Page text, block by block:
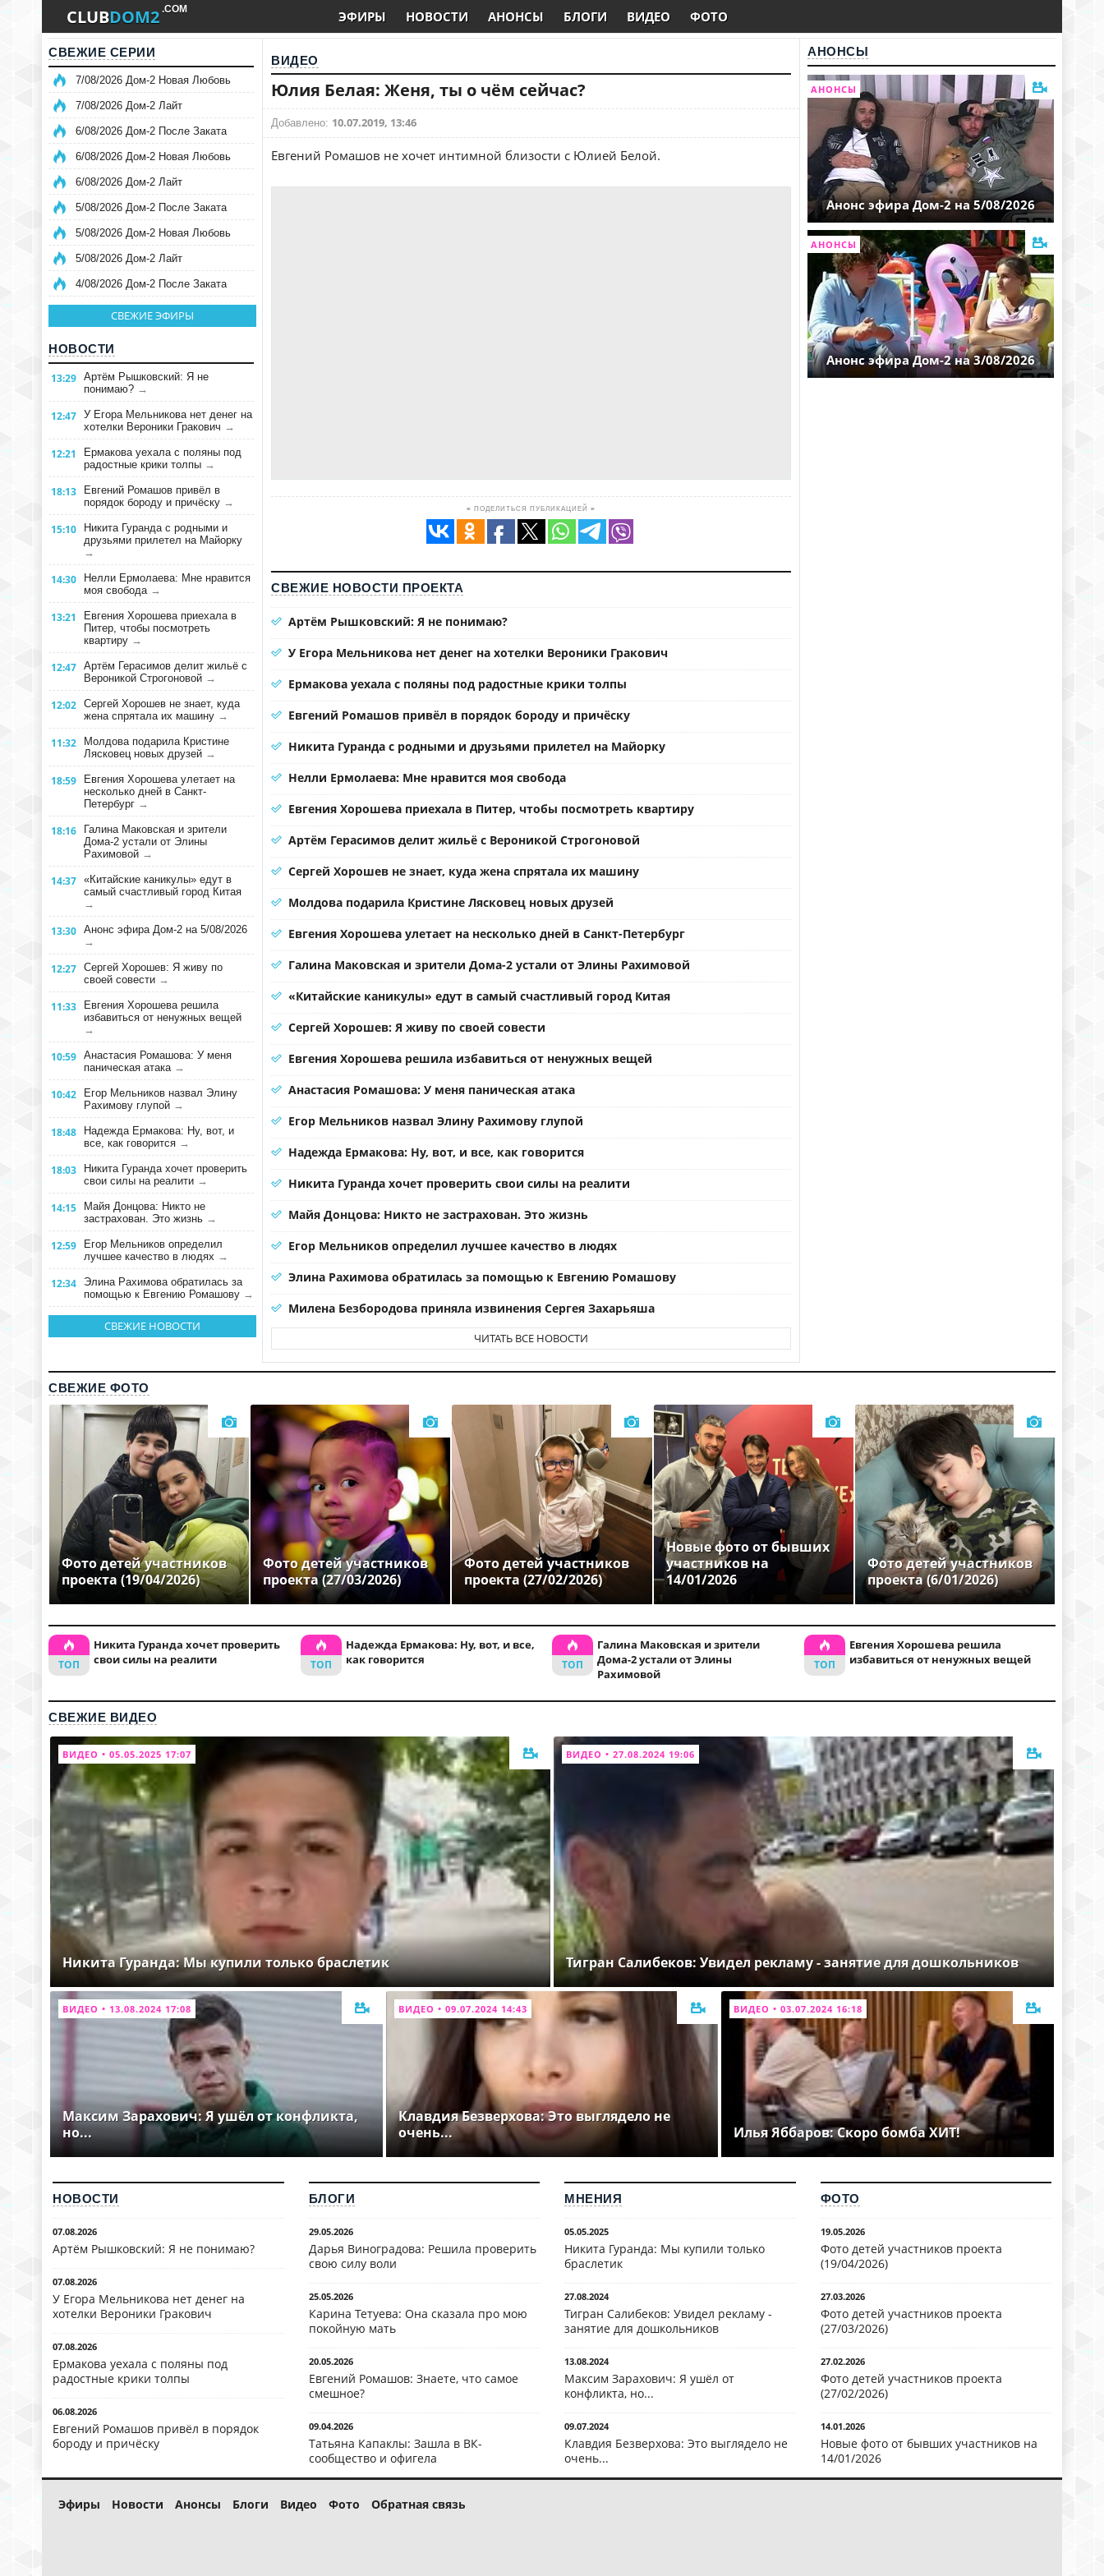
CLUBDOM2 .COM ЭФИРЫ НОВОСТИ АНОНСЫ БЛОГИ ВИДЕО ФОТО
СВЕЖИЕ СЕРИИ
7/08/2026 Дом-2 Новая Любовь
7/08/2026 Дом-2 Лайт
6/08/2026 Дом-2 После Заката
6/08/2026 Дом-2 Новая Любовь
6/08/2026 Дом-2 Лайт
5/08/2026 Дом-2 После Заката
5/08/2026 Дом-2 Новая Любовь
5/08/2026 Дом-2 Лайт
4/08/2026 Дом-2 После Заката
СВЕЖИЕ ЭФИРЫ
НОВОСТИ
13:29 Артём Рышковский: Я не
понимаю? →
12:47 У Егора Мельникова нет денег на
хотелки Вероники Гракович →
12:21
Ермакова уехала с поляны под
радостные крики толпы →
18:13
Евгений Ромашов привёл в
порядок бороду и причёску →
15:10
Никита Гуранда с родными и
друзьями прилетел на Майорку
→
14:30
Нелли Ермолаева: Мне нравится
моя свобода →
13:21
Евгения Хорошева приехала в
Питер, чтобы посмотреть
квартиру →
12:47 Артём Герасимов делит жильё с
Вероникой Строгоновой →
12:02 Сергей Хорошев не знает, куда
жена спрятала их машину →
11:32
Молдова подарила Кристине
Лясковец новых друзей →
18:59
Евгения Хорошева улетает на
несколько дней в Санкт-
Петербург →
18:16
Галина Маковская и зрители
Дома-2 устали от Элины
Рахимовой →
14:37 «Китайские каникулы» едут в
самый счастливый город Китая
→
13:30 Анонс эфира Дом-2 на 5/08/2026
→
12:27 Сергей Хорошев: Я живу по
своей совести →
11:33
Евгения Хорошева решила
избавиться от ненужных вещей
→
10:59 Анастасия Ромашова: У меня
паническая атака →
10:42
Егор Мельников назвал Элину
Рахимову глупой →
18:48
Надежда Ермакова: Ну, вот, и
все, как говорится →
18:03
Никита Гуранда хочет проверить
свои силы на реалити →
14:15
Майя Донцова: Никто не
застрахован. Это жизнь →
12:59
Егор Мельников определил
лучшее качество в людях →
12:34
Элина Рахимова обратилась за
помощью к Евгению Ромашову →
СВЕЖИЕ НОВОСТИ
ВИДЕО
Юлия Белая: Женя, ты о чём сейчас?
Добавлено: 10.07.2019, 13:46
Евгений Ромашов не хочет интимной близости с Юлией Белой.
≡ ПОДЕЛИТЬСЯ ПУБЛИКАЦИЕЙ ≡
СВЕЖИЕ НОВОСТИ ПРОЕКТА
Артём Рышковский: Я не понимаю?
У Егора Мельникова нет денег на хотелки Вероники Гракович
Ермакова уехала с поляны под радостные крики толпы
Евгений Ромашов привёл в порядок бороду и причёску
Никита Гуранда с родными и друзьями прилетел на Майорку
Нелли Ермолаева: Мне нравится моя свобода
Евгения Хорошева приехала в Питер, чтобы посмотреть квартиру
Артём Герасимов делит жильё с Вероникой Строгоновой
Сергей Хорошев не знает, куда жена спрятала их машину
Молдова подарила Кристине Лясковец новых друзей
Евгения Хорошева улетает на несколько дней в Санкт-Петербург
Галина Маковская и зрители Дома-2 устали от Элины Рахимовой
«Китайские каникулы» едут в самый счастливый город Китая
Сергей Хорошев: Я живу по своей совести
Евгения Хорошева решила избавиться от ненужных вещей
Анастасия Ромашова: У меня паническая атака
Егор Мельников назвал Элину Рахимову глупой
Надежда Ермакова: Ну, вот, и все, как говорится
Никита Гуранда хочет проверить свои силы на реалити
Майя Донцова: Никто не застрахован. Это жизнь
Егор Мельников определил лучшее качество в людях
Элина Рахимова обратилась за помощью к Евгению Ромашову
Милена Безбородова приняла извинения Сергея Захарьяша
ЧИТАТЬ ВСЕ НОВОСТИ
АНОНСЫ
АНОНСЫ
Анонс эфира Дом-2 на 5/08/2026
АНОНСЫ
Анонс эфира Дом-2 на 3/08/2026
СВЕЖИЕ ФОТО
Фото детей участников
проекта (19/04/2026)
Фото детей участников
проекта (27/03/2026)
Фото детей участников
проекта (27/02/2026)
Новые фото от бывших
участников на
14/01/2026
Фото детей участников
проекта (6/01/2026)
Никита Гуранда хочет проверить
свои силы на реалити
Надежда Ермакова: Ну, вот, и все,
как говорится
Галина Маковская и зрители
Дома-2 устали от Элины
Рахимовой
Евгения Хорошева решила
избавиться от ненужных вещей
СВЕЖИЕ ВИДЕО
ВИДЕО • 05.05.2025 17:07
Никита Гуранда: Мы купили только браслетик
ВИДЕО • 27.08.2024 19:06
Тигран Салибеков: Увидел рекламу - занятие для дошкольников
ВИДЕО • 13.08.2024 17:08
Максим Зарахович: Я ушёл от конфликта,
но...
ВИДЕО • 09.07.2024 14:43
Клавдия Безверхова: Это выглядело не
очень...
ВИДЕО • 03.07.2024 16:18
Илья Яббаров: Скоро бомба ХИТ!
НОВОСТИ
07.08.2026
Артём Рышковский: Я не понимаю?
07.08.2026
У Егора Мельникова нет денег на
хотелки Вероники Гракович
07.08.2026
Ермакова уехала с поляны под
радостные крики толпы
06.08.2026
Евгений Ромашов привёл в порядок
бороду и причёску
БЛОГИ
29.05.2026
Дарья Виноградова: Решила проверить
свою силу воли
25.05.2026
Карина Тетуева: Она сказала про мою
покойную мать
20.05.2026
Евгений Ромашов: Знаете, что самое
смешное?
09.04.2026
Татьяна Капаклы: Зашла в ВК-
сообщество и офигела
МНЕНИЯ
05.05.2025
Никита Гуранда: Мы купили только
браслетик
27.08.2024
Тигран Салибеков: Увидел рекламу -
занятие для дошкольников
13.08.2024
Максим Зарахович: Я ушёл от
конфликта, но...
09.07.2024
Клавдия Безверхова: Это выглядело не
очень...
ФОТО
19.05.2026
Фото детей участников проекта
(19/04/2026)
27.03.2026
Фото детей участников проекта
(27/03/2026)
27.02.2026
Фото детей участников проекта
(27/02/2026)
14.01.2026
Новые фото от бывших участников на
14/01/2026
Эфиры Новости Анонсы Блоги Видео Фото Обратная связь